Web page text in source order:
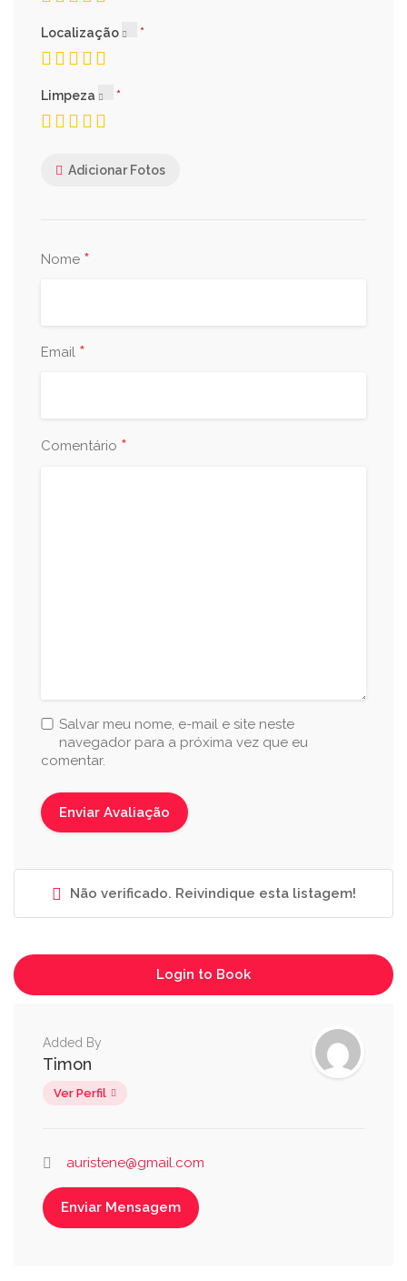
Localização
Limpeza
Adicionar Fotos
Nome *
Email *
Comentário *
Salvar meu nome, e-mail e site neste
navegador para a próxima vez que eu
comentar.
Não verificado. Reivindique esta listagem!
Login to Book
Added By
Timon
Ver Perfil
auristene@gmail.com
Enviar Mensagem